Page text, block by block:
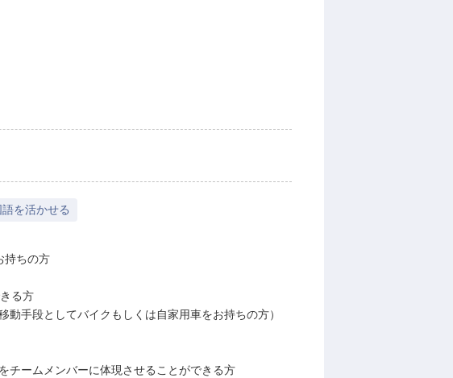
を活かせる
持ちの方
る方
動手段としてバイクもしくは自家用車をお持ちの方）
チームメンバーに体現させることができる方